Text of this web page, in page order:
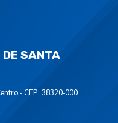
SANTA
- CEP: 38320-000